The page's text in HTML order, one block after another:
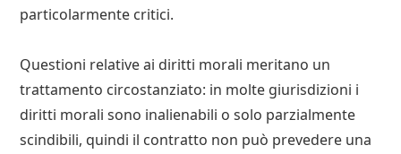
particolarmente critici.
Questioni relative ai diritti morali meritano un
trattamento circostanziato: in molte giurisdizioni i
diritti morali sono inalienabili o solo parzialmente
scindibili, quindi il contratto non può prevedere una